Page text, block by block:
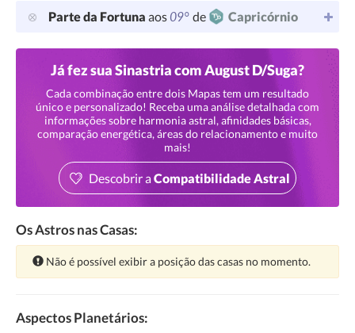
Parte da Fortuna aos09° de Capricórnio
Já fez sua Sinastria com August D/Suga?
Cada combinação entre dois Mapas tem um resultado
único e personalizado! Receba uma análise detalhada com
informações sobre harmonia astral, afinidades básicas,
comparação energética, áreas do relacionamento e muito
mais!
Descobrir aCompatibilidade Astral
Os Astros nas Casas:
Atenção:
Não é possível exibir a posição das casas no momento.
Aspectos Planetários: